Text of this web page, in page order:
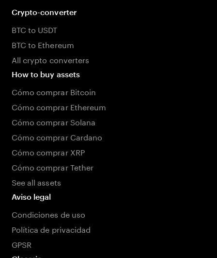
Crypto-converter
BTC to USDT
BTC to Ethereum
All crypto converters
How to buy assets
Cómo comprar Bitcoin
Cómo comprar Ethereum
Cómo comprar Solana
Cómo comprar Cardano
Cómo comprar XRP
Cómo comprar Tether
See all assets
Aviso legal
Condiciones de uso
Política de privacidad
GPSR